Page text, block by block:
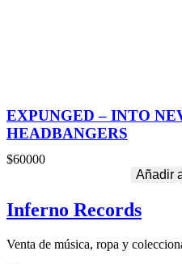
EXPUNGED – INTO
HEADBANGERS
$60000
Añadir
Inferno Records
Venta de música, ropa y